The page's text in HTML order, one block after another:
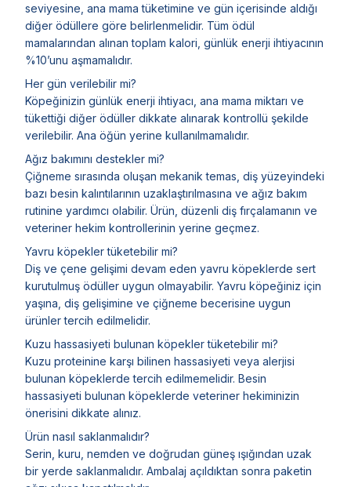
seviyesine, ana mama tüketimine ve gün içerisinde aldığı
diğer ödüllere göre belirlenmelidir. Tüm ödül
mamalarından alınan toplam kalori, günlük enerji ihtiyacının
%10’unu aşmamalıdır.
Her gün verilebilir mi?
Köpeğinizin günlük enerji ihtiyacı, ana mama miktarı ve
tükettiği diğer ödüller dikkate alınarak kontrollü şekilde
verilebilir. Ana öğün yerine kullanılmamalıdır.
Ağız bakımını destekler mi?
Çiğneme sırasında oluşan mekanik temas, diş yüzeyindeki
bazı besin kalıntılarının uzaklaştırılmasına ve ağız bakım
rutinine yardımcı olabilir. Ürün, düzenli diş fırçalamanın ve
veteriner hekim kontrollerinin yerine geçmez.
Yavru köpekler tüketebilir mi?
Diş ve çene gelişimi devam eden yavru köpeklerde sert
kurutulmuş ödüller uygun olmayabilir. Yavru köpeğiniz için
yaşına, diş gelişimine ve çiğneme becerisine uygun
ürünler tercih edilmelidir.
Kuzu hassasiyeti bulunan köpekler tüketebilir mi?
Kuzu proteinine karşı bilinen hassasiyeti veya alerjisi
bulunan köpeklerde tercih edilmemelidir. Besin
hassasiyeti bulunan köpeklerde veteriner hekiminizin
önerisini dikkate alınız.
Ürün nasıl saklanmalıdır?
Serin, kuru, nemden ve doğrudan güneş ışığından uzak
bir yerde saklanmalıdır. Ambalaj açıldıktan sonra paketin